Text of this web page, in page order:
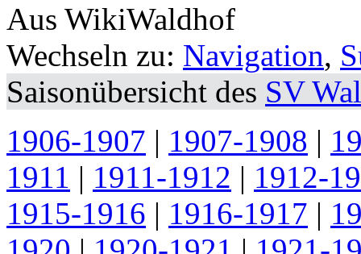
Aus WikiWaldhof
Wechseln zu: Navigation,
Saisonübersicht des SV
1906-1907 | 1907-1908 |
1911 | 1911-1912 | 1912-
1915-1916 | 1916-1917 |